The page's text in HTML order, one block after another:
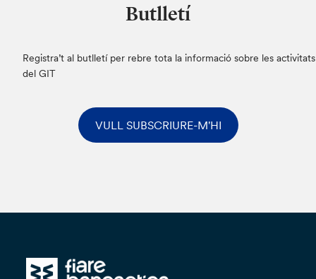
Butlletí
Registra’t al butlletí per rebre tota la informació sobre les activitats
del GIT
VULL SUBSCRIURE-M'HI